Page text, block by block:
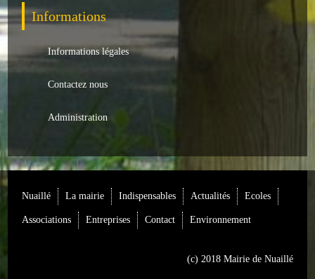
Batiments/TP
Actualités
Informations
Informations légales
Contactez nous
Administration
Nuaillé La mairie Indispensables Actualités Ecoles
Associations Entreprises Contact Environnement
(c) 2018 Mairie de Nuaillé